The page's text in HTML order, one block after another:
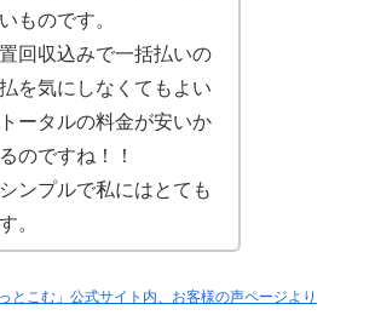
ものです。
回収込みで一括払いの
を気にしなくてもよい
ータルの料金が安いか
のですね！！
ンプルで私にはとても
。
とこむ」公式サイト内、お客様の声ページより